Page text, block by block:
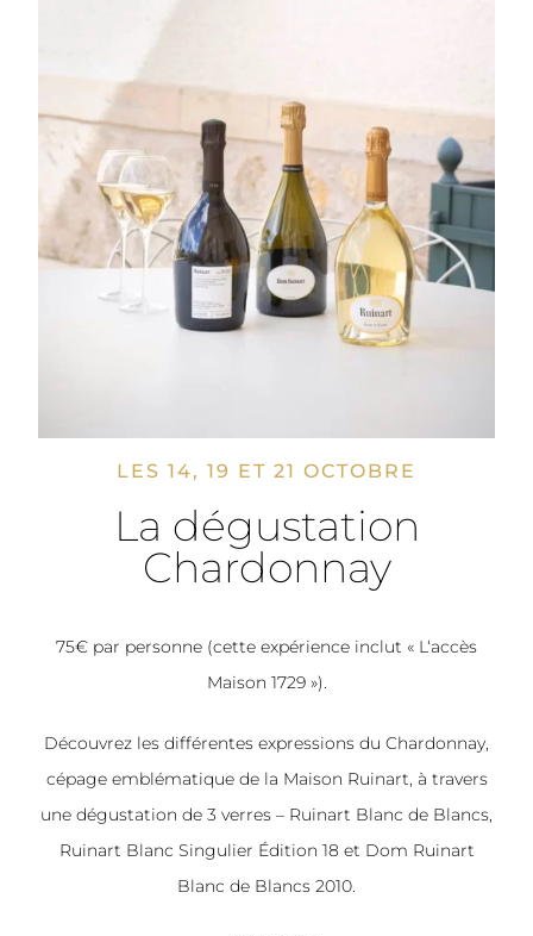
LES 14, 19 ET 21 OCTOBRE
La dégustation
Chardonnay
75€ par personne (cette expérience inclut « L‘accès
Maison 1729 »).
Découvrez les différentes expressions du Chardonnay,
cépage emblématique de la Maison Ruinart, à travers
une dégustation de 3 verres – Ruinart Blanc de Blancs,
Ruinart Blanc Singulier Édition 18 et Dom Ruinart
Blanc de Blancs 2010.